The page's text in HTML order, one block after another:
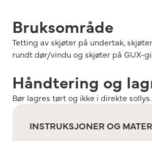
INSTRUKSJONER OG
Bruksområde
Tetting av skjøter på undertak,
rundt dør/vindu og skjøter på GUX-
Håndtering og
Bør lagres tørt og ikke i direkte sollys.